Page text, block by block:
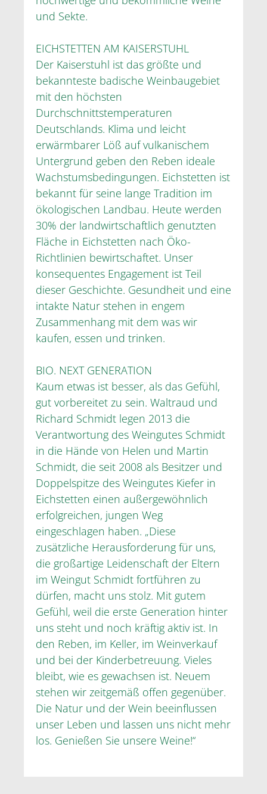
und Sekte.
EICHSTETTEN AM KAISERSTUHL
Der Kaiserstuhl ist das größte und
bekannteste badische Weinbaugebiet
mit den höchsten
Durchschnittstemperaturen
Deutschlands. Klima und leicht
erwärmbarer Löß auf vulkanischem
Untergrund geben den Reben ideale
Wachstumsbedingungen. Eichstetten ist
bekannt für seine lange Tradition im
ökologischen Landbau. Heute werden
30% der landwirtschaftlich genutzten
Fläche in Eichstetten nach Öko-
Richtlinien bewirtschaftet. Unser
konsequentes Engagement ist Teil
dieser Geschichte. Gesundheit und eine
intakte Natur stehen in engem
Zusammenhang mit dem was wir
kaufen, essen und trinken.
BIO. NEXT GENERATION
Kaum etwas ist besser, als das Gefühl,
gut vorbereitet zu sein. Waltraud und
Richard Schmidt legen 2013 die
Verantwortung des Weingutes Schmidt
in die Hände von Helen und Martin
Schmidt, die seit 2008 als Besitzer und
Doppelspitze des Weingutes Kiefer in
Eichstetten einen außergewöhnlich
erfolgreichen, jungen Weg
eingeschlagen haben. „Diese
zusätzliche Herausforderung für uns,
die großartige Leidenschaft der Eltern
im Weingut Schmidt fortführen zu
dürfen, macht uns stolz. Mit gutem
Gefühl, weil die erste Generation hinter
uns steht und noch kräftig aktiv ist. In
den Reben, im Keller, im Weinverkauf
und bei der Kinderbetreuung. Vieles
bleibt, wie es gewachsen ist. Neuem
stehen wir zeitgemäß offen gegenüber.
Die Natur und der Wein beeinflussen
unser Leben und lassen uns nicht mehr
los. Genießen Sie unsere Weine!“